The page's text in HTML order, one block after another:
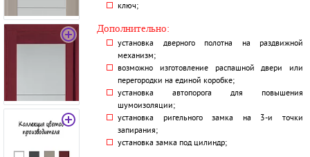
ключ;
Дополнительно:
установка дверного полотна на раздвижной
механизм;
возможно изготовление распашной двери или
перегородки на единой коробке;
установка автопорога для повышения
шумоизоляции;
установка ригельного замка на 3-и точки
запирания;
установка замка под цилиндр;